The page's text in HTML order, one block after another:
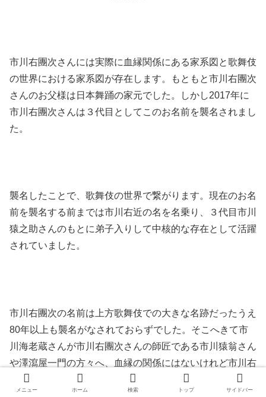
市川右團次さんには実際に血縁関係にある家系図と歌舞伎
の世界における家系図が存在します。もともと市川右團次
さんのお父様は日本舞踊の家元でした。しかし2017年に
市川右團次さんは３代目としてこのお名前を襲名されまし
た。
襲名したことで、歌舞伎の世界で繋がります。現在のお名
前を襲名する前までは市川右近の名を名乗り、３代目市川
猿之助さんのもとに弟子入りして中核的な存在として活躍
されていました。
市川右團次の名前は上方歌舞伎での大きな名跡だったうえ
80年以上も襲名がなされておらずでした。そこへきて市
川海老蔵さんが市川右團次さんの師匠である市川猿翁さん
や澤瀉屋一門の方々へ、血縁の関係にはないけれど市川右
團次の名前を襲名できるよう理解を得られるよう働きかけ
メニュー ホーム 検索 トップ サイドバー